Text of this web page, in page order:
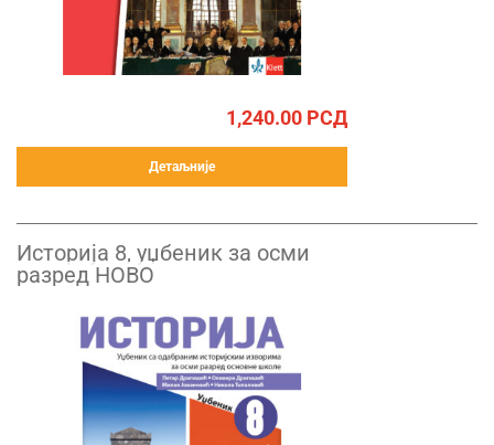
1,240.00 РСД
Детаљније
Историја 8, уџбеник за осми
разред НОВО